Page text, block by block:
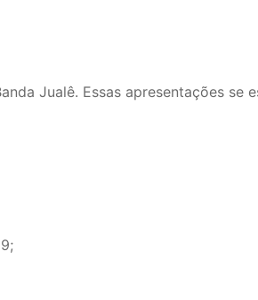
Jualê. Essas apresentações se